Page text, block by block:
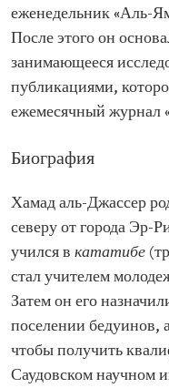
еженедельник «Аль-
После этого он
занимающееся
публикациями,
ежемесячный журнал
Биография
Хамад аль-Джассер
северу от города Эр-
учился в кататибе
стал учителем
Затем он его
поселении бедуинов,
чтобы получить
Саудовском научном